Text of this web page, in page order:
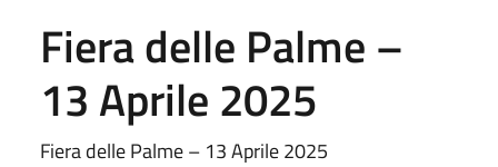
Fiera delle Palme –
13 Aprile 2025
Fiera delle Palme – 13 Aprile 2025